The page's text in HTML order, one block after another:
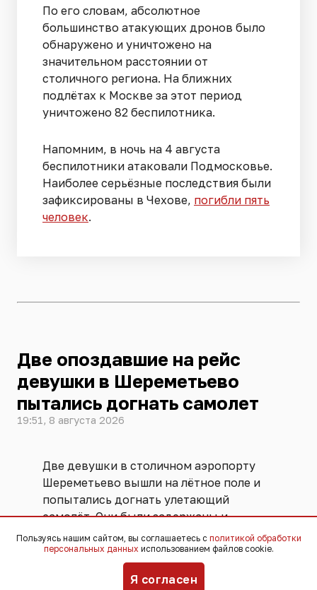
По его словам, абсолютное
большинство атакующих дронов было
обнаружено и уничтожено на
значительном расстоянии от
столичного региона. На ближних
подлётах к Москве за этот период
уничтожено 82 беспилотника.
Напомним, в ночь на 4 августа
беспилотники атаковали Подмосковье.
Наиболее серьёзные последствия были
зафиксированы в Чехове, погибли пять
человек.
Две опоздавшие на рейс
девушки в Шереметьево
пытались догнать самолет
19:51, 8 августа 2026
Две девушки в столичном аэропорту
Шереметьево вышли на лётное поле и
попытались догнать улетающий
самолёт. Они были задержаны и
переданы ФСБ. Угрозы безопасности
полётов не возникло, никто не
сообщили
в пресс-службе
Пользуясь нашим сайтом, вы соглашаетесь с политикой обработки
персональных данных использованием файлов cookie.
Я согласен